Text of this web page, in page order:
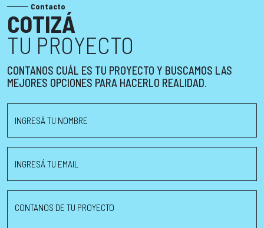
Contacto
COTIZÁ
TU PROYECTO
CONTANOS CUÁL ES TU PROYECTO Y BUSCAMOS LAS
MEJORES OPCIONES PARA HACERLO REALIDAD.
INGRESÁ TU NOMBRE
INGRESÁ TU EMAIL
CONTANOS DE TU PROYECTO